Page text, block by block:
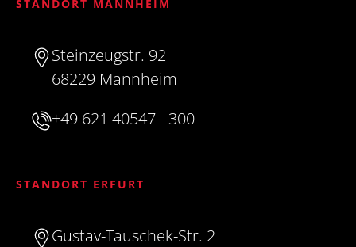
STANDORT MANNHEIM
Steinzeugstr. 92
68229 Mannheim
+49 621 40547 - 300
STANDORT ERFURT
Gustav-Tauschek-Str. 2